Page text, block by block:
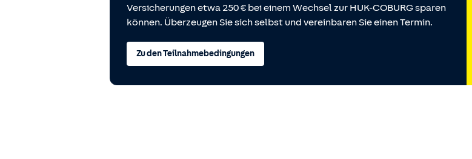
Versicherungen etwa 250 € bei einem Wechsel zur HUK-COBURG sparen
können. Überzeugen Sie sich selbst und vereinbaren Sie einen Termin.
Zu den Teilnahmebedingungen